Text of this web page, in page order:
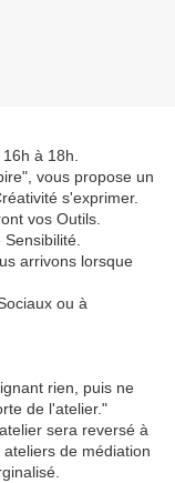
à 18h.
vous propose un
s'exprimer.
vos Outils.
arrivons lorsque
ou à
rien, puis ne
de l'atelier."
sera reversé à
de médiation